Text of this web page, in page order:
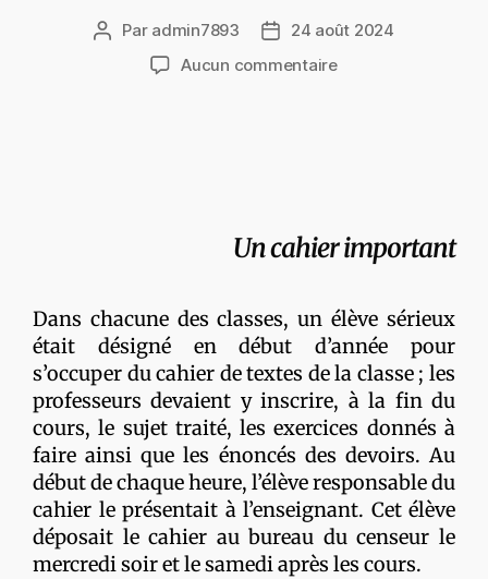
Par admin7893
24 août 2024
Aucun commentaire
Un cahier important
Dans chacune des classes, un élève sérieux
était désigné en début d’année pour
s’occuper du cahier de textes de la classe ; les
professeurs devaient y inscrire, à la fin du
cours, le sujet traité, les exercices donnés à
faire ainsi que les énoncés des devoirs. Au
début de chaque heure, l’élève responsable du
cahier le présentait à l’enseignant. Cet élève
déposait le cahier au bureau du censeur le
mercredi soir et le samedi après les cours.